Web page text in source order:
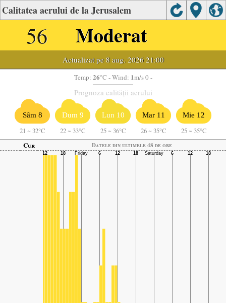
Calitatea aerului de la Jerusalem
56 Moderat
Actualizat pe 8 aug. 2026 21:00
Temp: 26°C - Wind: 1m/s 0 -
Prognoza calității aerului
Sâm 8
21 ~ 32°C
Dum 9
22 ~ 33°C
Lun 10
25 ~ 36°C
Mar 11
26 ~ 35°C
Mie 12
25 ~ 35°C
Cur
Datele din ultimele 48 de ore